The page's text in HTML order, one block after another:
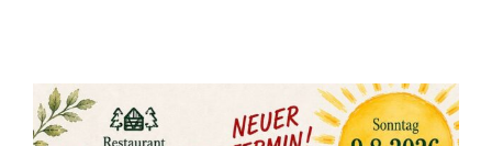
Zeige
grösseres
Bild